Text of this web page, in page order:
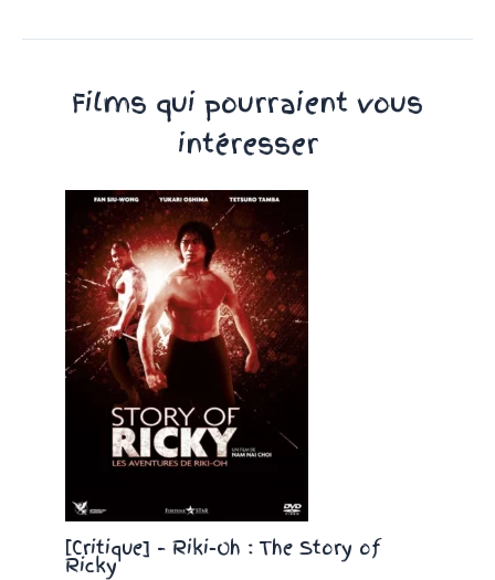
Films qui pourraient vous
intéresser
[Critique] – Riki-Oh : The Story of
Ricky